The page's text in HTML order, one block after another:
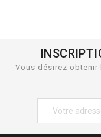
Vous désirez obtenir